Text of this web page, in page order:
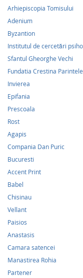
Arhiepiscopia Tomisului
Adenium
Byzantion
Institutul de cercetări
Sfantul Gheorghe Vechi
Fundatia Crestina
Invierea
Epifania
Prescoala
Rost
Agapis
Compania Dan Puric
Bucuresti
Accent Print
Babel
Chisinau
Vellant
Paisios
Anastasis
Camara satencei
Manastirea Rohia
Partener